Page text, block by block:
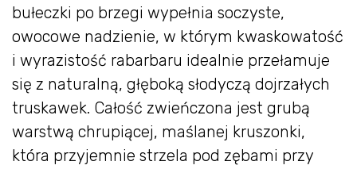
bułeczki po brzegi wypełnia soczyste,
owocowe nadzienie, w którym kwaskowatość
i wyrazistość rabarbaru idealnie przełamuje
się z naturalną, głęboką słodyczą dojrzałych
truskawek. Całość zwieńczona jest grubą
warstwą chrupiącej, maślanej kruszonki,
która przyjemnie strzela pod zębami przy